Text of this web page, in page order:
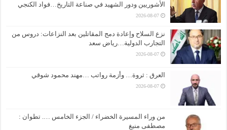
الأشوريين ودور الشهيد في صناعة التاريخ…فواد الكنجي
2026-08-07
نزع السلاح وإعادة دمج المقاتلين بعد النزاعات: دروس من
التجارب الدولية…رياض سعد
2026-08-07
العرق : ثروة… وأزمة رواتب …مهند محمود شوقي
2026-08-07
من وراء المسيرة الخضراء / الجزء الخامس …. تطوان :
مصطفى منيغ